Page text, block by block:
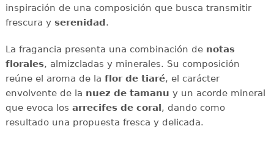
inspiración de una composición que busca transmitir
frescura y serenidad.
La fragancia presenta una combinación de notas
florales, almizcladas y minerales. Su composición
reúne el aroma de la flor de tiaré, el carácter
envolvente de la nuez de tamanu y un acorde mineral
que evoca los arrecifes de coral, dando como
resultado una propuesta fresca y delicada.